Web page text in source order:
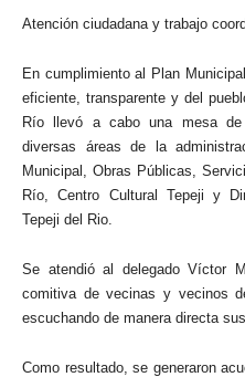
Atención ciudadana y trabajo
En cumplimiento al Plan
eficiente, transparente y del
Río llevó a cabo una mesa
diversas áreas de la
Municipal, Obras Públicas,
Río, Centro Cultural Tepeji y
Tepeji del Rio.
Se atendió al delegado Víctor
comitiva de vecinas y vecinos
escuchando de manera directa
Como resultado, se generaron